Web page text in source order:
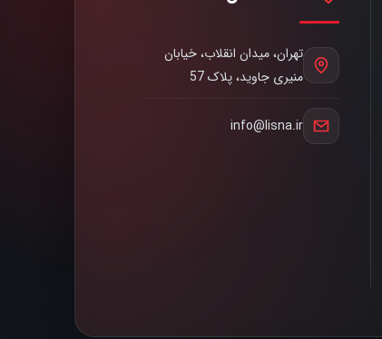
تهران، میدان انقلاب، خیابان
منیری جاوید، پلاک 57
info@lisna.ir